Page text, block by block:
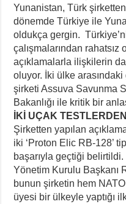
Yunanistan, Türk
dönemde Türkiye ile
oldukça gergin.
çalışmalarından
açıklamalarla ilişkilerin
oluyor. İki ülke
şirketi Assuva Savunma
Bakanlığı ile kritik bir
İKİ UÇAK
Şirketten yapılan
iki ‘Proton Elic RB-128’
başarıyla geçtiği
Yönetim Kurulu Başkanı
bunun şirketin hem
üyesi bir ülkeyle yaptığı